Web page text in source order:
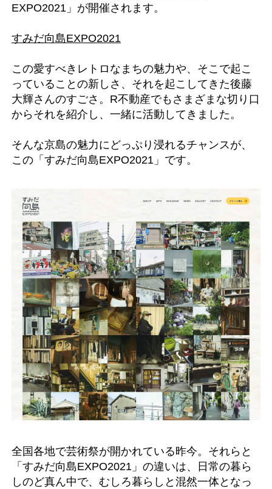
EXPO2021」が開催されます。
すみだ向島EXPO2021
この愛すべきレトロなまちの魅力や、そこで起こ
っていることの新しさ、それを起こしてきた後藤
大輝さんのすごさ。R不動産でもさまざまな切り口
からそれを紹介し、一緒に活動してきました。
そんな京島の魅力にどっぷり浸れるチャンスが、
この「すみだ向島EXPO2021」です。
全国各地で芸術祭が開かれている昨今。それらと
「すみだ向島EXPO2021」の違いは、日常の暮ら
しのど真ん中で、むしろ暮らしと混然一体となっ